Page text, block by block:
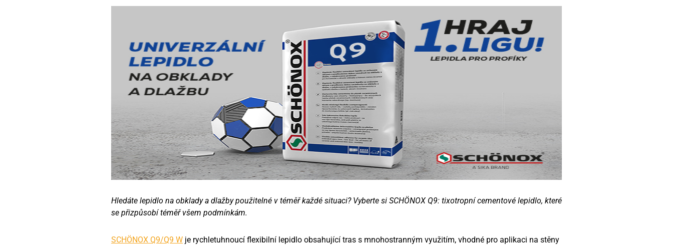
Hledáte lepidlo na obklady a dlažby použitelné v téměř každé situaci? Vyberte si SCHÖNOX Q9: tixotropní cementové lepidlo, které
se přizpůsobí téměř všem podmínkám.
SCHÖNOX Q9/Q9 W je rychletuhnoucí flexibilní lepidlo obsahující tras s mnohostranným využitím, vhodné pro aplikaci na stěny